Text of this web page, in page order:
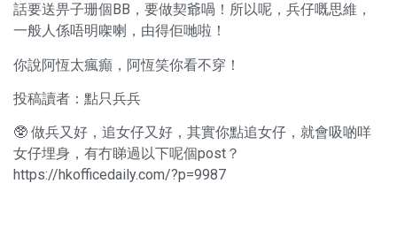
話要送畀子珊個BB，要做契爺喎！所以呢，兵仔嘅思維，
一般人係唔明㗎喇，由得佢哋啦！
你說阿恆太瘋癲，阿恆笑你看不穿！
投稿讀者：點只兵兵
🥸 做兵又好，追女仔又好，其實你點追女仔，就會吸啲咩
女仔埋身，有冇睇過以下呢個post？
https://hkofficedaily.com/?p=9987